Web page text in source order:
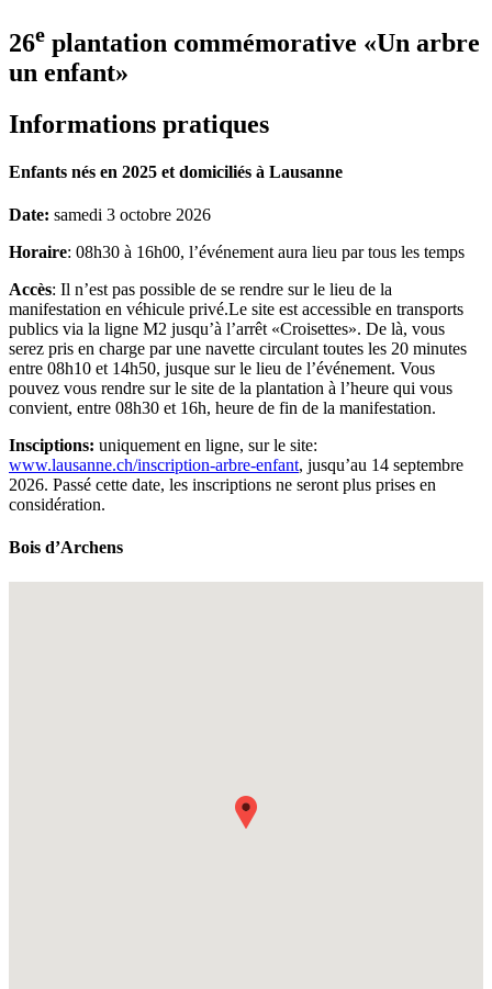
26e plantation commémorative «Un arbre
un enfant»
Informations pratiques
Enfants nés en 2025 et domiciliés à Lausanne
Date: samedi 3 octobre 2026
Horaire: 08h30 à 16h00, l’événement aura lieu par tous les temps
Accès: Il n’est pas possible de se rendre sur le lieu de la
manifestation en véhicule privé.Le site est accessible en transports
publics via la ligne M2 jusqu’à l’arrêt «Croisettes». De là, vous
serez pris en charge par une navette circulant toutes les 20 minutes
entre 08h10 et 14h50, jusque sur le lieu de l’événement. Vous
pouvez vous rendre sur le site de la plantation à l’heure qui vous
convient, entre 08h30 et 16h, heure de fin de la manifestation.
Insciptions: uniquement en ligne, sur le site:
www.lausanne.ch/inscription-arbre-enfant, jusqu’au 14 septembre
2026. Passé cette date, les inscriptions ne seront plus prises en
considération.
Bois d’Archens